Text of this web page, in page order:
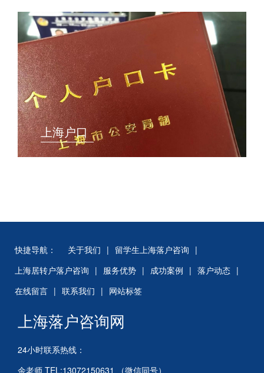
上海户口
快捷导航： 关于我们 | 留学生上海落户咨询 |
上海居转户落户咨询 | 服务优势 | 成功案例 | 落户动态 |
在线留言 | 联系我们 | 网站标签
上海落户咨询网
24小时联系热线：
余老师 TEL:13072150631 （微信同号）